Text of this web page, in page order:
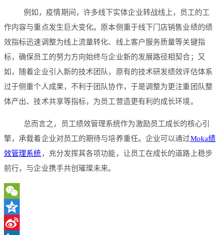
例如，疫情期间，许多线下实体企业转战线上，员工的工
作内容与重点发生巨大变化。原本侧重于线下门店销售业绩的绩
效指标迅速调整为线上流量转化、线上客户服务质量等关键指
标，确保员工的努力方向始终与企业新的发展路径相契合；又
如，随着企业引入新的技术团队，原有的技术研发绩效评估体系
过于侧重个人成果，不利于团队协作，于是调整为更注重团队整
体产出、技术共享等指标，为员工营造更有利的成长环境。
总而言之，员工绩效管理系统作为激励员工成长的核心引
擎，承载着企业对员工的期待与培养重任。企业可以通过Moka绩
效管理系统，充分发挥其各项功能，让员工在成长的道路上稳步
前行，与企业携手共创璀璨未来。
WeChat
Qzone